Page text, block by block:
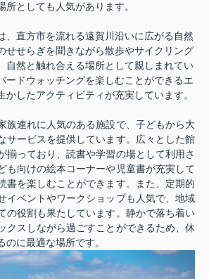
としても人気があります。
、直方市を流れる遠賀川沿いに広がる自然
せせらぎを聞きながら散歩やサイクリング
自然と触れ合える場所として親しまれてい
ードウォッチングを楽しむことができるエ
かしたアクティビティが充実しています。
族連れに人気のある施設で、子どもから大
サービスを提供しています。広々とした館
揃っており、読書や学習の場として利用さ
も向けの絵本コーナーや児童書が充実して
書を楽しむことができます。また、定期的
イベントやワークショップも人気で、地域
の役割も果たしています。静かで落ち着い
クスしながら過ごすことができるため、休
のに最適な場所です。